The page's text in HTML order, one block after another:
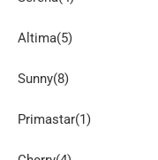
Altima(5)
Sunny(8)
Primastar(1)